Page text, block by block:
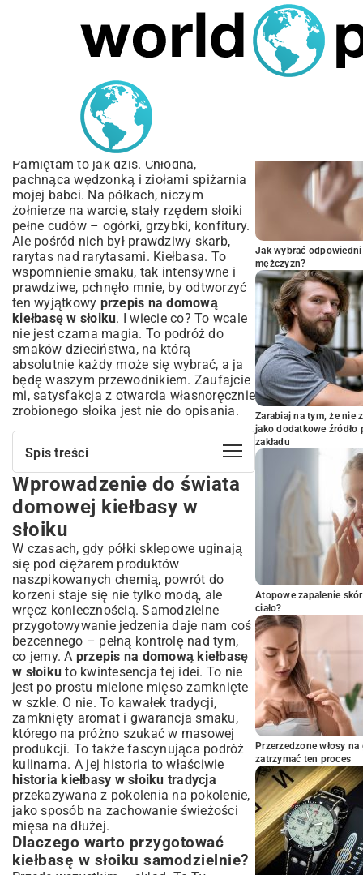
MARIUSZ ŁAMAGA 05.10.2025
Przepis na domową
kiełbasę w słoiku –
Prawdziwy Smak Tradycji
Pamiętam to jak dziś. Chłodna,
pachnąca wędzonką i ziołami spiżarnia
mojej babci. Na półkach, niczym
żołnierze na warcie, stały rzędem słoiki
pełne cudów – ogórki, grzybki, konfitury.
Ale pośród nich był prawdziwy skarb,
rarytas nad rarytasami. Kiełbasa. To
wspomnienie smaku, tak intensywne i
prawdziwe, pchnęło mnie, by odtworzyć
ten wyjątkowy przepis na domową
kiełbasę w słoiku. I wiecie co? To wcale
nie jest czarna magia. To podróż do
smaków dzieciństwa, na którą
absolutnie każdy może się wybrać, a ja
będę waszym przewodnikiem. Zaufajcie
mi, satysfakcja z otwarcia własnoręcznie
zrobionego słoika jest nie do opisania.
Spis treści
Wprowadzenie do świata domowej
kiełbasy w słoiku
Dlaczego warto przygotować kiełbasę w
słoiku samodzielnie?
Niezbędne składniki i akcesoria do
przygotowania kiełbasy
Wybór najlepszego mięsa na kiełbasę
Idealne przyprawy – serce smaku
Jakie słoiki i narzędzia będą potrzebne?
Szczegółowy przepis na kiełbasę w
słoiku – krok po kroku
Przygotowanie mięsa i doprawienie
Napełnianie słoików – technika sukcesu
Proces pasteryzacji – klucz do
długowieczności
Warianty i modyfikacje przepisu na
domową kiełbasę
Kiełbasa biała w słoiku – klasyczny smak
Kiełbasa z dodatkiem warzyw lub grzybów
Wersje dla miłośników ostrych smaków
Przechowywanie i serwowanie domowej
kiełbasy w słoiku
Jak długo można przechowywać kiełbasę
Wprowadzenie do świata
domowej kiełbasy w
słoiku
W czasach, gdy półki sklepowe uginają
się pod ciężarem produktów
naszpikowanych chemią, powrót do
korzeni staje się nie tylko modą, ale
wręcz koniecznością. Samodzielne
przygotowywanie jedzenia daje nam coś
bezcennego – pełną kontrolę nad tym,
co jemy. A przepis na domową kiełbasę
w słoiku to kwintesencja tej idei. To nie
jest po prostu mielone mięso zamknięte
w szkle. O nie. To kawałek tradycji,
zamknięty aromat i gwarancja smaku,
którego na próżno szukać w masowej
produkcji. To także fascynująca podróż
kulinarna. A jej historia to właściwie
historia kiełbasy w słoiku tradycja
przekazywana z pokolenia na pokolenie,
jako sposób na zachowanie świeżości
mięsa na dłużej.
Dlaczego warto przygotować
kiełbasę w słoiku samodzielnie?
Jak wybrać
mężczyzn?
Zarabiaj na tym, że nie
jako dodatkowe
zakładu
Atopowe zapalenie
ciało?
Przerzedzone włosy
zatrzymać ten proces